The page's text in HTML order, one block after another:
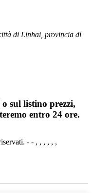
di Linhai, provincia di
sul listino prezzi,
entro 24 ore.
- - , , , , , ,